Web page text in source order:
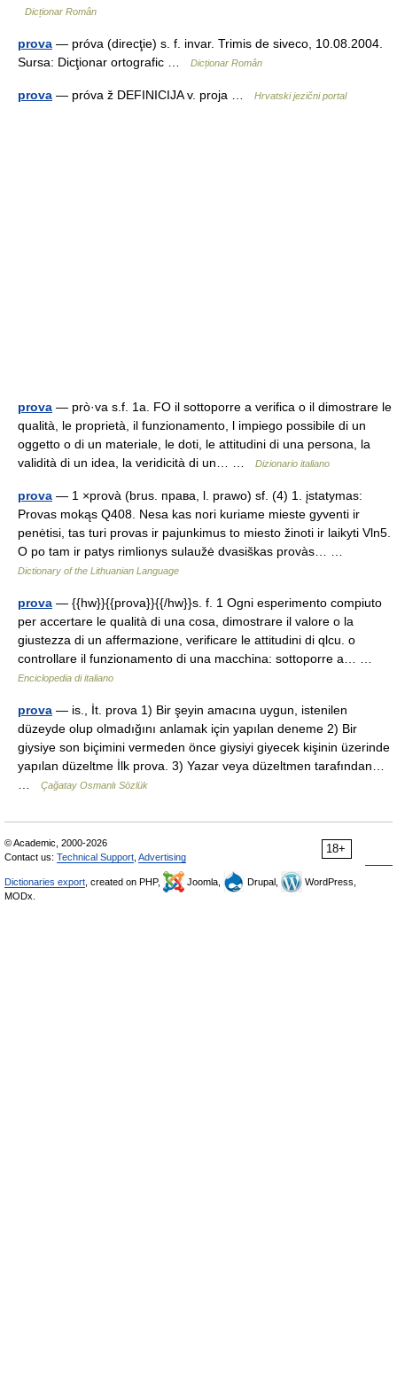
Dicționar Român
prova — próva (direcţie) s. f. invar. Trimis de siveco, 10.08.2004.
Sursa: Dicţionar ortografic …
Dicționar Român
prova — próva ž DEFINICIJA v. proja … Hrvatski jezični portal
prova — prò·va s.f. 1a. FO il sottoporre a verifica o il dimostrare le
qualità, le proprietà, il funzionamento, l impiego possibile di un
oggetto o di un materiale, le doti, le attitudini di una persona, la
validità di un idea, la veridicità di un… …
Dizionario italiano
prova — 1 ×provà (brus. пpaвa, l. prawo) sf. (4) 1. įstatymas:
Provas mokąs Q408. Nesa kas nori kuriame mieste gyventi ir
penėtisi, tas turi provas ir pajunkimus to miesto žinoti ir laikyti Vln5.
O po tam ir patys rimlionys sulaužė dvasiškas provàs… …
Dictionary of the Lithuanian Language
prova — {{hw}}{{prova}}{{/hw}}s. f. 1 Ogni esperimento compiuto
per accertare le qualità di una cosa, dimostrare il valore o la
giustezza di un affermazione, verificare le attitudini di qlcu. o
controllare il funzionamento di una macchina: sottoporre a… …
Enciclopedia di italiano
prova — is., İt. prova 1) Bir şeyin amacına uygun, istenilen
düzeyde olup olmadığını anlamak için yapılan deneme 2) Bir
giysiye son biçimini vermeden önce giysiyi giyecek kişinin üzerinde
yapılan düzeltme İlk prova. 3) Yazar veya düzeltmen tarafından…
Çağatay Osmanlı Sözlük
18+
© Academic, 2000-2026
Contact us: Technical Support Advertising
Dictionaries export , created on PHP, Joomla, Drupal,
WordPress,
MODx.